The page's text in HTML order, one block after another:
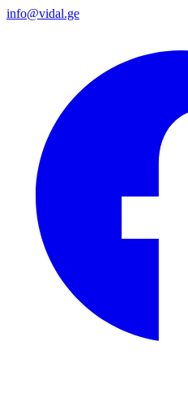
info@vidal.ge